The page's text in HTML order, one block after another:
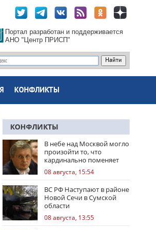
Портал разработан и поддерживается
АНО "Центр ПРИСП"
КОНФЛИКТЫ
КОНФЛИКТЫ
В небе над Москвой могло
произойти то, что
кардинально поменяет
правила игры
08 августа, 15:54
ВС РФ Наступают в районе
Новой Сечи в Сумской
области
08 августа, 13:55